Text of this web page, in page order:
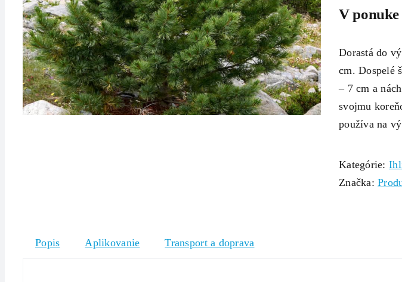
V
Dorastá do
cm. Dospelé
– 7 cm a
svojmu
používa na
Kategórie:
Značka:
Popis Aplikovanie Transport a doprava